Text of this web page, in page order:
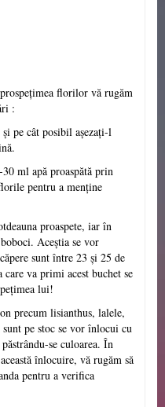
florilor vă rugăm
:
pe cât posibil așezați-l
ml apă proaspătă prin
pentru a menține
proaspete, iar în
Aceștia se vor
sunt între 23 și 25 de
care va primi acest buchet se
lui!
precum lisianthus, lalele,
pe stoc se vor înlocui cu
se culoarea. În
înlocuire, vă rugăm să
pentru a verifica